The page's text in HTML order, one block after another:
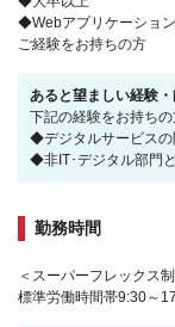
◆Webアプリケーショ
ご経験をお持ちの方
あると望ましい経験・
下記の経験をお持ちの
◆デジタルサービスの
◆非IT･デジタル部門
勤務時間
＜スーパーフレックス
標準労働時間帯9:30～